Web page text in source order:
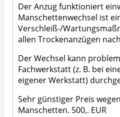
Der Anzug funktioniert
Manschettenwechsel ist
Verschleiß-/
allen Trockenanzügen
Der Wechsel kann
Fachwerkstatt (z. B. bei
eigener Werkstatt)
Sehr günstiger Preis
Manschetten. 500,. EUR